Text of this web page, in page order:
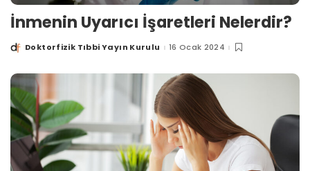
İnmenin Uyarıcı İşaretleri Nelerdir?
PostedDoktorfizik Tıbbi Yayın Kurulu 16 Ocak 2024